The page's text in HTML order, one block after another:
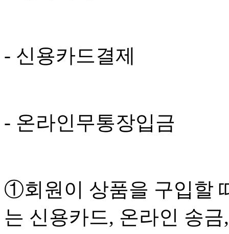
- 신용카드결제
- 온라인무통장입금
①회원이 상품을 구입할
는 신용카드, 온라인 송